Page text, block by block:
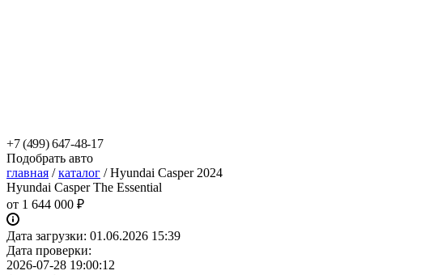
+7 (499) 647-48-17
Подобрать авто
главная / каталог / Hyundai Casper 2024
Hyundai Casper The Essential
от 1 644 000 ₽
Дата загрузки: 01.06.2026 15:39
Дата проверки:
2026-07-28 19:00:12